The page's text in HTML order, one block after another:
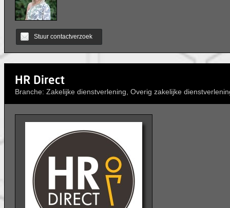
Stuur contactverzoek
HR Direct
Branche: Zakelijke dienstverlening, Overig zakelijke